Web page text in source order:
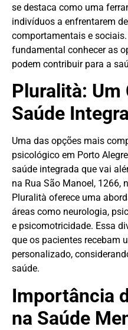
se destaca como uma
indivíduos a enfrentarem
comportamentais e
fundamental conhecer as
podem contribuir para a
Pluralità: Um
Saúde
Uma das opções mais
psicológico em Porto
saúde integrada que vai
na Rua São Manoel, 1266,
Pluralità oferece uma
áreas como neurologia,
e psicomotricidade. Essa
que os pacientes recebam
personalizado,
saúde.
Importância
na Saúde